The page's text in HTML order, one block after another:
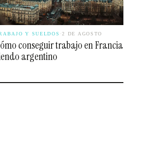
Y SUELDOS ·2 DE AGOSTO
conseguir trabajo en Francia
argentino